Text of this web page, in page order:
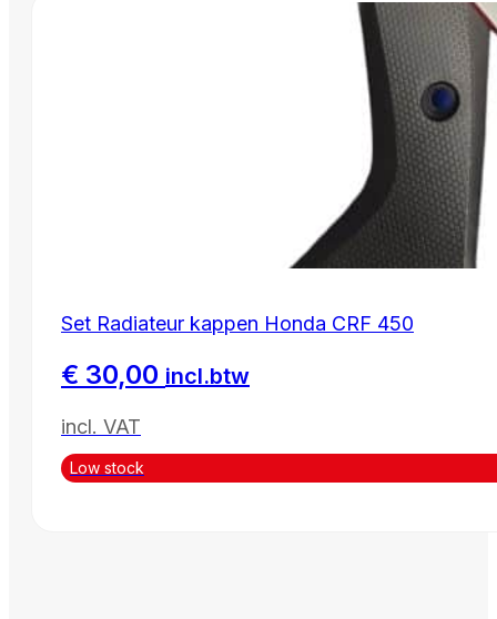
Set Radiateur kappen Honda CRF 450
€ 30,00 incl.btw
incl. VAT
Low stock